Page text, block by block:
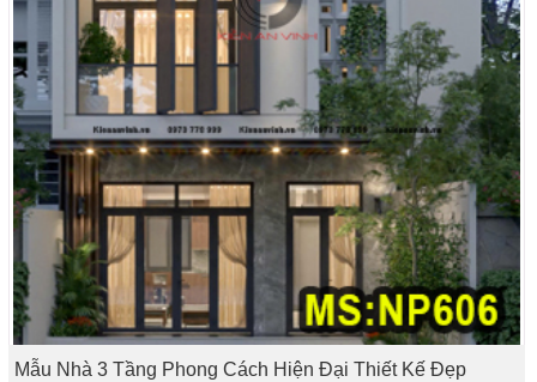
Mẫu Nhà 3 Tầng Phong Cách Hiện Đại Thiết Kế Đẹp